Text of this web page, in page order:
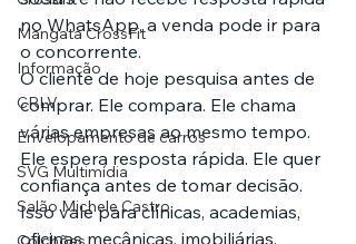
Mangata CrossFit
Informação
CRLV
Envelopamento de carros
SVG Multimídia
Salão Michele Castro
no WhatsApp, a venda pode ir para
o concorrente.
O cliente de hoje pesquisa antes de
comprar. Ele compara. Ele chama
várias empresas ao mesmo tempo.
Ele espera resposta rápida. Ele quer
confiança antes de tomar decisão.
Isso vale para clínicas, academias,
oficinas mecânicas, imobiliárias,